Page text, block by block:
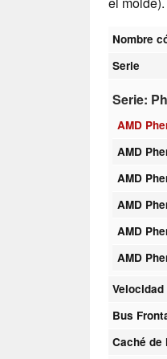
Nombre
Serie
Serie:
AMD
AMD
AMD
AMD
AMD
AMD
Bus
Caché de